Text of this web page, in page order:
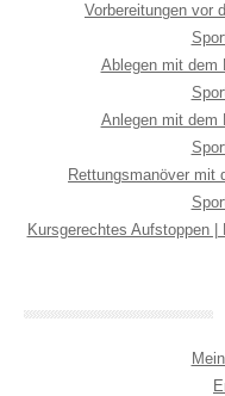
Vorbereitungen vor
Ablegen mit dem
Anlegen mit dem
Rettungsmanöver mit
Kursgerechtes Aufstoppen